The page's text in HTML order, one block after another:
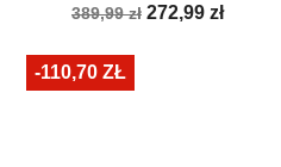
Cena
389,99 zł Cena
272,99 zł
-110,70 ZŁ